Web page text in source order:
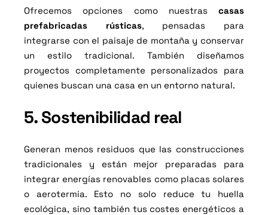
Ofrecemos opciones como nuestras
casas
prefabricadas rústicas, pensadas para
integrarse con el paisaje de montaña y conservar
un estilo tradicional. También diseñamos
proyectos completamente personalizados para
quienes buscan una casa en un entorno natural.
5. Sostenibilidad real
Generan menos residuos que las construcciones
tradicionales y están mejor preparadas para
integrar energías renovables como placas solares
o aerotermia. Esto no solo reduce tu huella
ecológica, sino también tus costes energéticos a